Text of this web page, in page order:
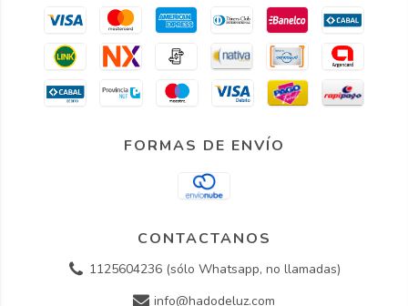
FORMAS DE ENVÍO
CONTACTANOS
1125604236 (sólo Whatsapp, no llamadas)
info@hadodeluz.com